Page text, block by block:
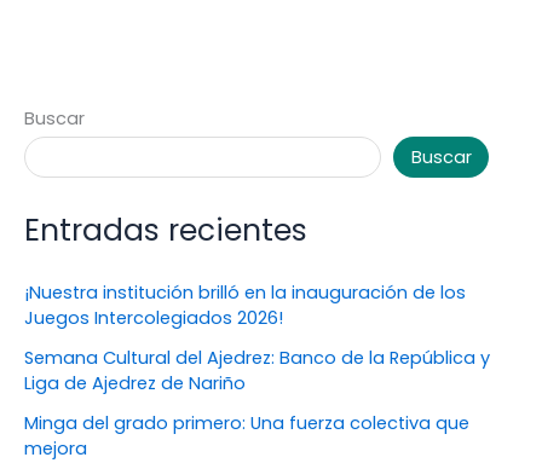
Buscar
Buscar
Entradas recientes
¡Nuestra institución brilló en la inauguración de los
Juegos Intercolegiados 2026!
Semana Cultural del Ajedrez: Banco de la República y
Liga de Ajedrez de Nariño
Minga del grado primero: Una fuerza colectiva que
mejora